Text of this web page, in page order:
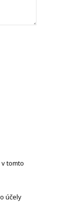
tomto
účely